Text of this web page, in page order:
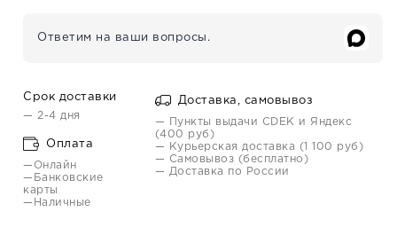
Ответим на ваши вопросы.
Срок доставки
— 2-4 дня
Оплата
—Онлайн
—Банковские
карты
—Наличные
Доставка, самовывоз
— Пункты выдачи CDEK и Яндекс
(400 руб)
— Курьерская доставка (1 100 руб)
— Самовывоз (бесплатно)
— Доставка по России